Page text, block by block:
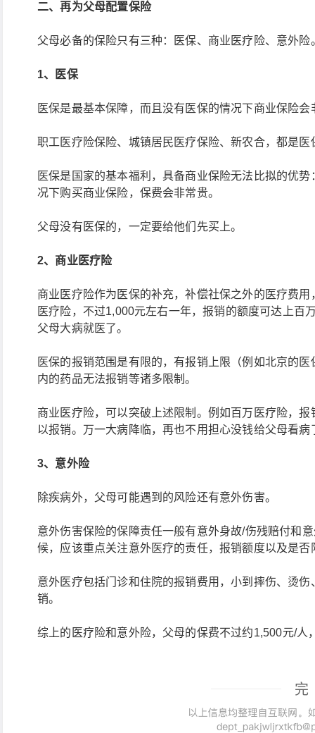
二、再为父母配置保险
父母必备的保险只有三种：医保、商业医疗险、意外险
1、医保
医保是最基本保障，而且没有医保的情况下商业保险
职工医疗险保险、城镇居民医疗保险、新农合，都是医
医保是国家的基本福利，具备商业保险无法比拟的优
况下购买商业保险，保费会非常贵。
父母没有医保的，一定要给他们先买上。
2、商业医疗险
商业医疗险作为医保的补充，补偿社保之外的医疗费
医疗险，不过1,000元左右一年，报销的额度可达上百
父母大病就医了。
医保的报销范围是有限的，有报销上限（例如北京的
内的药品无法报销等诸多限制。
商业医疗险，可以突破上述限制。例如百万医疗险，
以报销。万一大病降临，再也不用担心没钱给父母看病
3、意外险
除疾病外，父母可能遇到的风险还有意外伤害。
意外伤害保险的保障责任一般有意外身故/伤残赔付和
候，应该重点关注意外医疗的责任，报销额度以及是否
意外医疗包括门诊和住院的报销费用，小到摔伤、烫
销。
综上的医疗险和意外险，父母的保费不过约1,500元/人
完